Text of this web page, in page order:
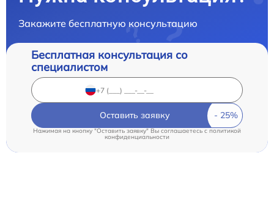
Закажите бесплатную консультацию
Бесплатная консультация со
специалистом
Оставить заявку
Нажимая на кнопку "Оставить заявку" Вы соглашаетесь cполитикой
конфиденциальности